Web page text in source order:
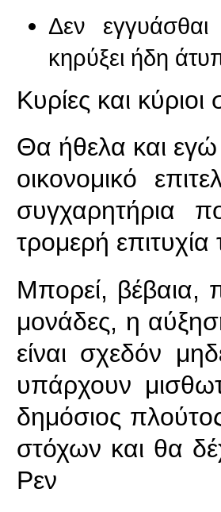
Δεν εγγυάσθαι
κηρύξει ήδη
Κυρίες και
Θα ήθελα και
οικονομικό
συγχαρητήρια
τρομερή
Μπορεί, βέβαια,
μονάδες, η
είναι σχεδόν
υπάρχουν
δημόσιος
στόχων και θα
Ρεν